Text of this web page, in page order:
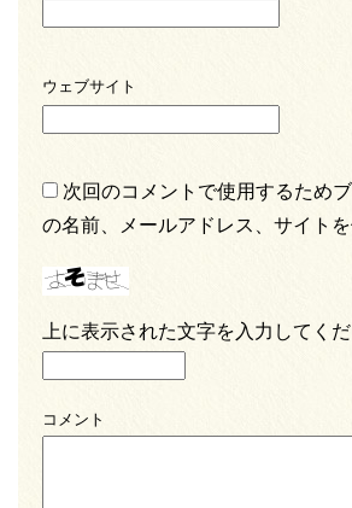
ウェブサイト
次回のコメントで使用するため
の名前、メールアドレス、サイトを
上に表示された文字を入力してくだ
コメント